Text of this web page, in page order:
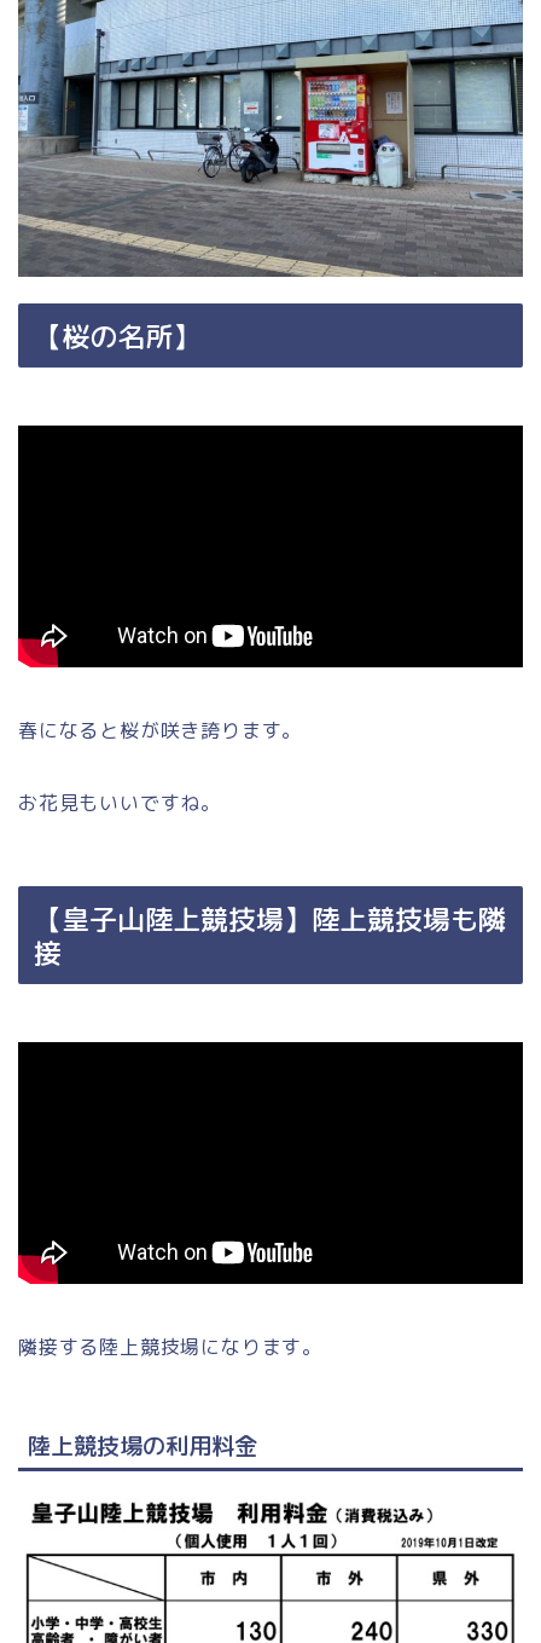
【桜の名所】
春になると桜が咲き誇ります。
お花見もいいですね。
【皇子山陸上競技場】陸上競技場も隣
接
隣接する陸上競技場になります。
陸上競技場の利用料金